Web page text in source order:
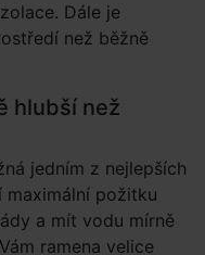
Dále je
než běžně
hlubší než
jedním z nejlepších
maximální požitku
a mít vodu mírně
ramena velice